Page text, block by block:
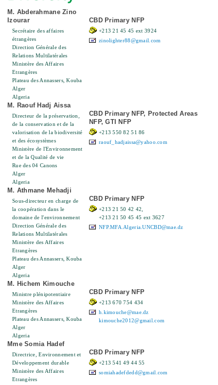
M. Abderahmane Zino
Izourar
Secrétaire des affaires
étrangères
Direction Générale des
Relations Multilatérales
Ministère des Affaires
Etrangères
Plateau des Annassers, Kouba
Alger
Algeria
CBD Primary NFP
+213 21 45 45 ext 3924
zinolighter88@gmail.com
M. Raouf Hadj Aissa
Directeur de la préservation,
de la conservation et de la
valorisation de la biodiversité
et des écosystèmes
Ministère de l'Environnement
et de la Qualité de vie
Rue des 04 Canons
Alger
Algeria
CBD Primary NFP, Protected Areas
NFP, GTI NFP
+213 550 82 51 86
raouf_hadjaissa@yahoo.com
M. Athmane Mehadji
Sous-directeur en charge de
la coopération dans le
domaine de l'environnement
Direction Générale des
Relations Multilatérales
Ministère des Affaires
Etrangères
Plateau des Annassers, Kouba
Alger
Algeria
CBD Primary NFP
+213 21 50 42 42,
+213 21 50 45 45 ext 3627
NFP.MFA.Algeria.UNCBD@mae.dz
M. Hichem Kimouche
Ministre plénipotentiaire
Ministère des Affaires
Etrangères
Plateau des Annassers, Kouba
Alger
Algeria
CBD Primary NFP
+213 670 754 434
h.kimouche@mae.dz
kimouche2012@gmail.com
Mme Somia Hadef
Directrice, Environnement et
Développement durable
Ministère des Affaires
Etrangères
CBD Primary NFP
+213 541 49 44 55
somiahadefdedd@gmail.com